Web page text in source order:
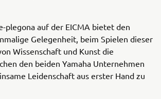
plegona auf der EICMA bietet den
Gelegenheit, beim Spielen dieser
Wissenschaft und Kunst die
den beiden Yamaha Unternehmen
Leidenschaft aus erster Hand zu